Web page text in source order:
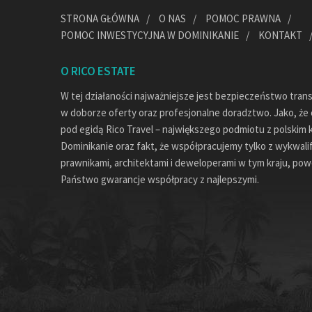
STRONA GŁÓWNA O NAS
POMOC PRAWNA
POMOC INWESTYCYJNA W DOMINIKANIE
KONTAKT
O RICO ESTATE
W tej działaności najważniejsze jest bezpieczeństwo
w doborze oferty oraz profesjonalne doradztwo. Jako, że
pod egidą Rico Travel – największego podmiotu z polskim
Dominikanie oraz fakt, że współpracujemy tylko z
prawnikami, architektami i deweloperami w tym kraju,
Państwo gwarancje współpracy z najlepszymi.